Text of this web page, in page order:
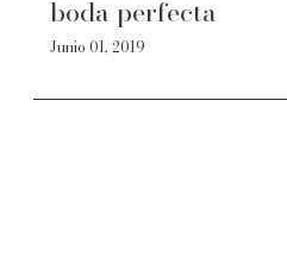
boda perfecta
Junio 01, 2019